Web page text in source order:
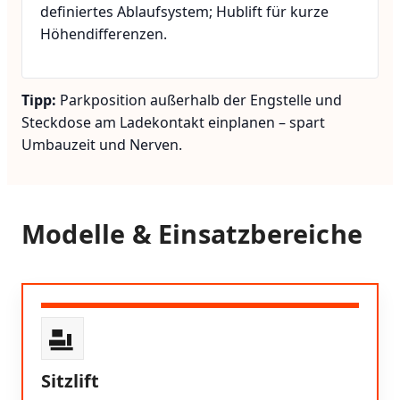
definiertes Ablaufsystem; Hublift für kurze
Höhendifferenzen.
Tipp: Parkposition außerhalb der Engstelle und
Steckdose am Ladekontakt einplanen – spart
Umbauzeit und Nerven.
Modelle & Einsatzbereiche
Sitzlift